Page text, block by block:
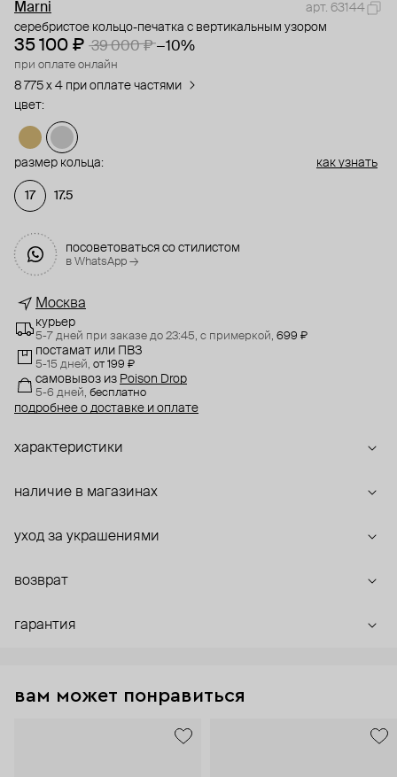
Marni
арт. 63144
серебристое кольцо-печатка с вертикальным узором
35 100 ₽ 39 000 ₽ −10%
при оплате онлайн
8 775 x 4 при оплате частями
цвет:
размер кольца: как узнать
17 17.5
посоветоваться со стилистом
в WhatsApp →
Москва
курьер
5-7 дней при заказе до 23:45, с примеркой, 699 ₽
постамат или ПВЗ
5-15 дней, от 199 ₽
самовывоз из Poison Drop
5-6 дней, бесплатно
подробнее о доставке и оплате
характеристики
наличие в магазинах
уход за украшениями
возврат
гарантия
вам может понравиться